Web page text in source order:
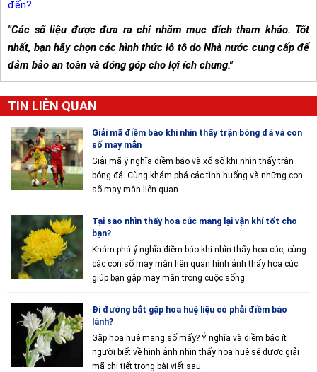
đến?
"Các số liệu được đưa ra chỉ nhằm mục đích tham khảo. Tốt
nhất, bạn hãy chọn các hình thức lô tô do Nhà nước cung cấp để
đảm bảo an toàn và đóng góp cho lợi ích chung."
TIN LIÊN QUAN
Giải mã điềm báo khi nhìn thấy trận bóng đá và con
số may mắn
Giải mã ý nghĩa điềm báo và xổ số khi nhìn thấy trận
bóng đá. Cùng khám phá các tình huống và những con
số may mắn liên quan
Tại sao nhìn thấy hoa cúc mang lại vận khí tốt cho
bạn?
Khám phá ý nghĩa điềm báo khi nhìn thấy hoa cúc, cùng
các con số may mắn liên quan hình ảnh thấy hoa cúc
giúp bạn gặp may mắn trong cuộc sống.
Đi đường bắt gặp hoa huệ liệu có phải điềm báo
lành?
Gặp hoa huệ mang số mấy? Ý nghĩa và điềm báo ít
người biết về hình ảnh nhìn thấy hoa huệ sẽ được giải
mã chi tiết trong bài viết sau.